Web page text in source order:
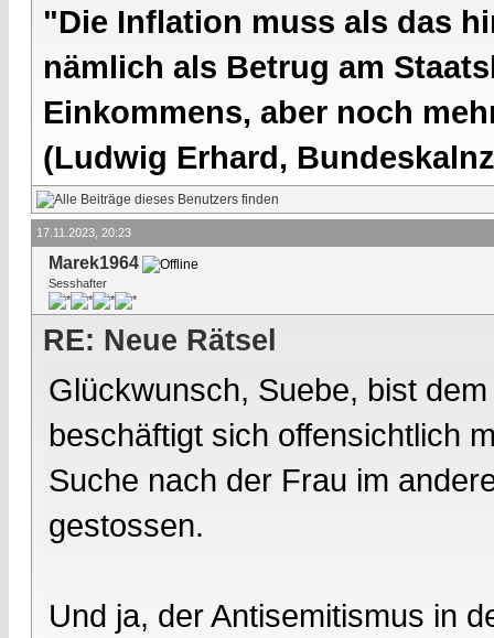
"Die Inflation muss als das
nämlich als Betrug am
Einkommens, aber noch
(Ludwig Erhard,
17.11.2023, 20:23
Marek1964
Sesshafter
RE: Neue Rätsel
Glückwunsch, Suebe, bist
beschäftigt sich offensichtlich
Suche nach der Frau im
gestossen.
Und ja, der Antisemitismus in